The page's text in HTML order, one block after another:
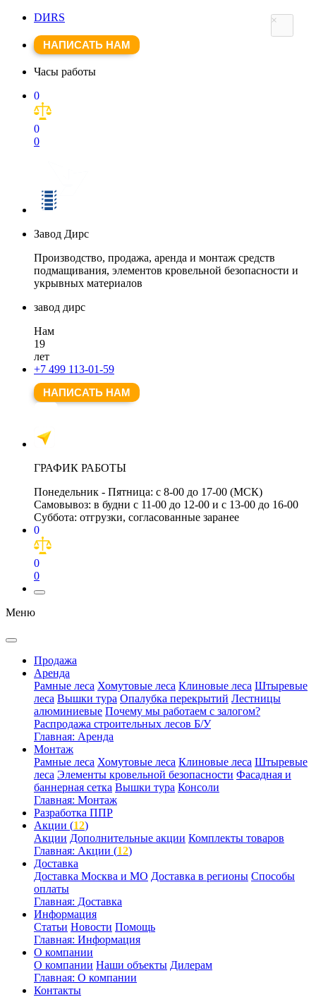
DИRS
НАПИСАТЬ НАМ
Часы работы
0
0
0
Завод Дирс
Производство, продажа, аренда и монтаж средств
подмащивания, элементов кровельной безопасности и
укрывных материалов
завод дирс
Нам
19
лет
+7 499 113-01-59
НАПИСАТЬ НАМ
ГРАФИК РАБОТЫ
Понедельник - Пятница: с 8-00 до 17-00 (МСК)
Самовывоз: в будни с 11-00 до 12-00 и с 13-00 до 16-00
Суббота: отгрузки, согласованные заранее
0
0
0
Меню
Продажа
Аренда
Рамные леса Хомутовые леса Клиновые леса Штыревые
леса Вышки тура Опалубка перекрытий Лестницы
алюминиевые Почему мы работаем с залогом?
Распродажа строительных лесов Б/У
Главная: Аренда
Монтаж
Рамные леса Хомутовые леса Клиновые леса Штыревые
леса Элементы кровельной безопасности Фасадная и
баннерная сетка Вышки тура Консоли
Главная: Монтаж
Разработка ППР
Акции (12)
Акции Дополнительные акции Комплекты товаров
Главная: Акции (12)
Доставка
Доставка Москва и МО Доставка в регионы Способы
оплаты
Главная: Доставка
Информация
Статьи Новости Помощь
Главная: Информация
О компании
О компании Наши объекты Дилерам
Главная: О компании
Контакты
×